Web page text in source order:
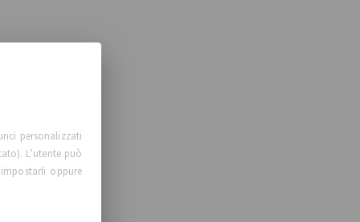
personalizzati
L’utente può
oppure